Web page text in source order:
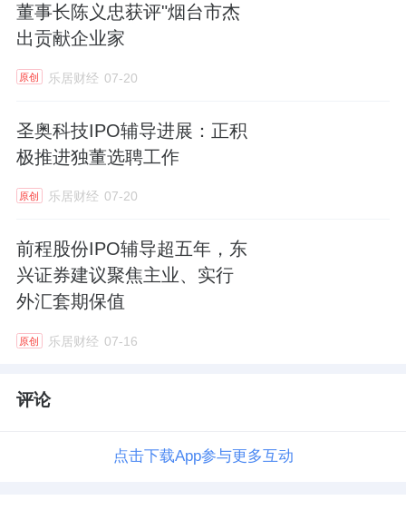
过向公司借款归还第三方的款项，形成了股东
向公司的关联借款，股东洪英杰、张凤山已经
以支付货币资金方式归还了关联借款，未损害
二、估值拉升18亿，雷军隐身幕后
在新三板待了六年后，2022年4月，鹰峰电子
电子存在19名异议股东。
瑞财经《预审IPO》穿透招股书发现，鹰峰电
子于新三板终止挂牌前，共有37名股东。也就
明在新三板摘牌程序的合法合规性，对异议股
董事长陈义忠获评"烟台市杰
出贡献企业家
原创 乐居财经 07-20
圣奥科技IPO辅导进展：正积
极推进独董选聘工作
原创 乐居财经 07-20
前程股份IPO辅导超五年，东
兴证券建议聚焦主业、实行
外汇套期保值
原创 乐居财经 07-16
评论
点击下载App参与更多互动